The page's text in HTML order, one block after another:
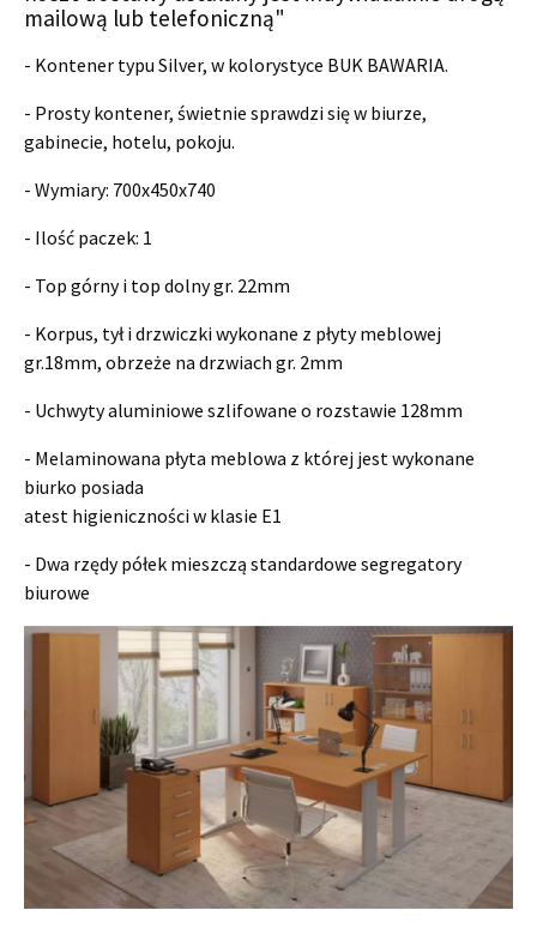
mailową lub telefoniczną"
- Kontener typu Silver, w kolorystyce BUK BAWARIA.
- Prosty kontener, świetnie sprawdzi się w biurze,
gabinecie, hotelu, pokoju.
- Wymiary: 700x450x740
- Ilość paczek: 1
- Top górny i top dolny gr. 22mm
- Korpus, tył i drzwiczki wykonane z płyty meblowej
gr.18mm, obrzeże na drzwiach gr. 2mm
- Uchwyty aluminiowe szlifowane o rozstawie 128mm
- Melaminowana płyta meblowa z której jest wykonane
biurko posiada
atest higieniczności w klasie E1
- Dwa rzędy półek mieszczą standardowe segregatory
biurowe